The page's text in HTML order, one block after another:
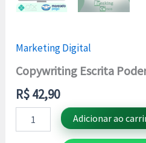
Marketing Digital
Copywriting Escrita
R$42,90
Adicionar ao